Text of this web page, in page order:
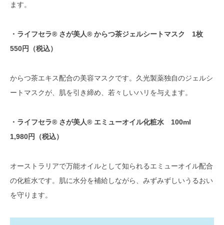
ご当地コスメ開発でOEMメーカーを
ます。
・ライフセラ® さが美人® からつ茶ジェルシートマスク 1枚
550円（税込）
からつ茶エキス配合の美容マスクです。久光製薬独自のジェルシ
ートマスクが、肌を引き締め、若々しいハリを与えます。
・ライフセラ® さが美人® エミューオイル化粧水 100ml
1,980円（税込）
オーストラリアで万能オイルとして知られるエミューオイル配合
の化粧水です。肌に水分を補給しながら、みずみずしいうるおい
を守ります。